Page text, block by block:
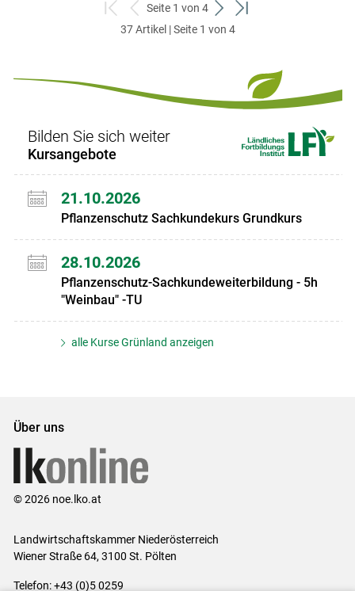
zum
ersten
zurück
zum
Seite 1 von 4
weiter
zum
zum
37 Artikel | Seite 1 von 4
Bilden Sie sich weiter
Kursangebote
21.10.2026
Pflanzenschutz Sachkundekurs Grundkurs
28.10.2026
Pflanzenschutz-Sachkundeweiterbildung - 5h
"Weinbau" -TU
alle Kurse Grünland anzeigen
Über uns
© 2026 noe.lko.at
Landwirtschaftskammer Niederösterreich
Wiener Straße 64, 3100 St. Pölten
Telefon: +43 (0)5 0259